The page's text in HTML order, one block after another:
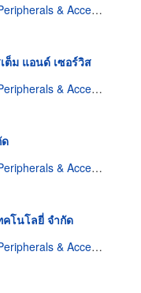
& Accessories-Dealers
ต็ม แอนด์ เซอร์วิส
& Accessories-Dealers
& Accessories-Dealers
คโนโลยี่ จำกัด
& Accessories-Dealers